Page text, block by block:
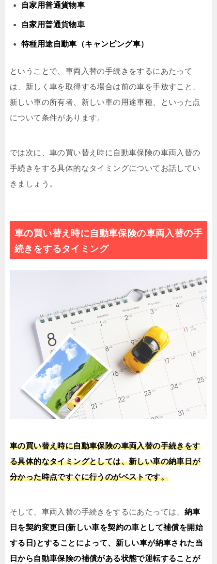
自家用普通貨物車
自家用普通貨物車
特種用途自動車（キャンピング車）
ということで、車両入替の手続きをするにあたって
は、新しく車を取得する場合は前の車を手放すこと、
新しい車の所有者、新しい車の用途車種、といった点
について条件があります。
では次に、車の買い替え時に自動車保険の車両入替の
手続きをする具体的なタイミングについてお話してい
きましょう。
車の買い替え時に自動車保険の車両入替の手
続きをするタイミング
車の買い替え時に自動車保険の車両入替の手続きをす
る具体的なタイミングとしては、新しい車の納車日が
分かった時点ですぐに行うのがベストです。
そして、車両入替の手続きをするにあたっては、 納車
日を契約変更日(新しい車を契約の車として補償を開始
する日)とすることによって、新しい車が納車された当
日から自動車保険の補償がある状態で運転することが